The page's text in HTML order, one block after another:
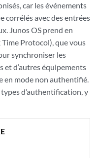
car les événements
corrélés avec des entrées
Junos OS prend en
Protocol), que vous
synchroniser les
et d’autres équipements
en mode non authentifié.
d’authentification, y